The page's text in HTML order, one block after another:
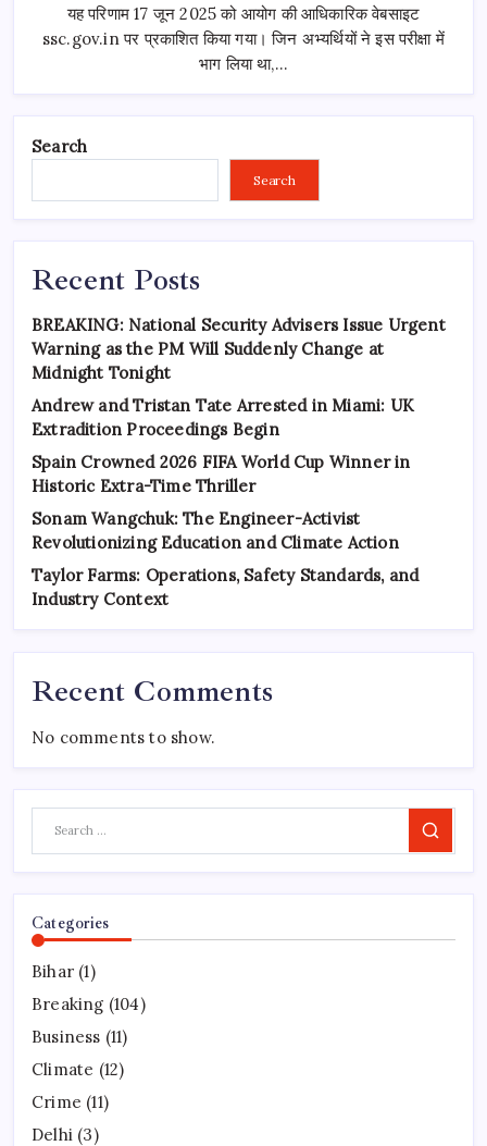
घोषित:
रिजल्ट
कैसे
चेक
करें?
यह परिणाम 17 जून 2025 को आयोग की आधिकारिक वेबसाइट
ssc.gov.in पर प्रकाशित किया गया। जिन अभ्यर्थियों ने इस परीक्षा में
भाग लिया था,…
Search
Search
Recent Posts
BREAKING: National Security Advisers Issue Urgent
Warning as the PM Will Suddenly Change at
Midnight Tonight
Andrew and Tristan Tate Arrested in Miami: UK
Extradition Proceedings Begin
Spain Crowned 2026 FIFA World Cup Winner in
Historic Extra-Time Thriller
Sonam Wangchuk: The Engineer-Activist
Revolutionizing Education and Climate Action
Taylor Farms: Operations, Safety Standards, and
Industry Context
Recent Comments
No comments to show.
Search
Categories
Bihar (1)
Breaking (104)
Business (11)
Climate (12)
Crime (11)
Delhi (3)